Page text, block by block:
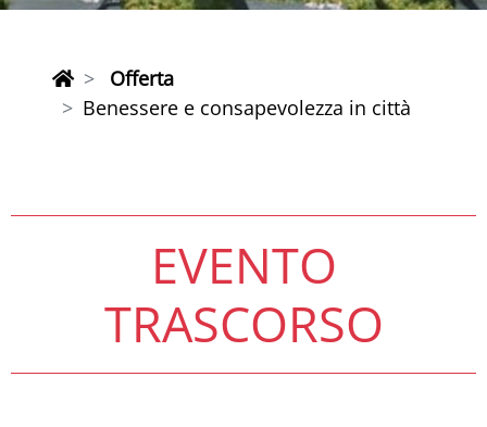
Offerta
Benessere e consapevolezza in città
EVENTO
TRASCORSO